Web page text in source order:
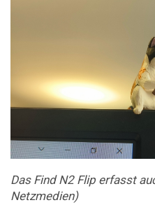
Das Find N2 Flip erfasst
Netzmedien)